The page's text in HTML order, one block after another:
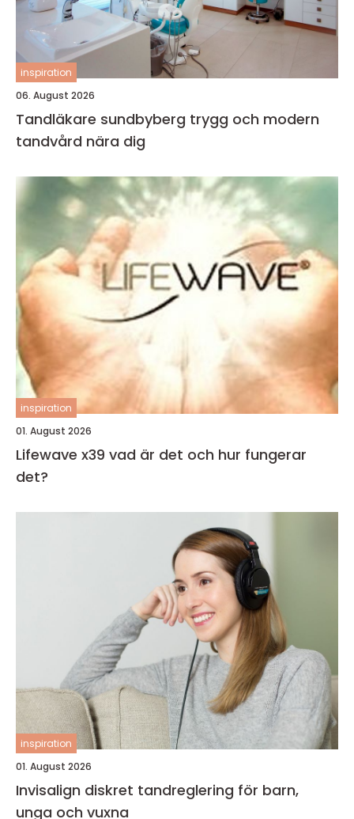
inspiration
06. August 2026
Tandläkare sundbyberg trygg och modern
tandvård nära dig
inspiration
01. August 2026
Lifewave x39 vad är det och hur fungerar
det?
inspiration
01. August 2026
Invisalign diskret tandreglering för barn,
unga och vuxna